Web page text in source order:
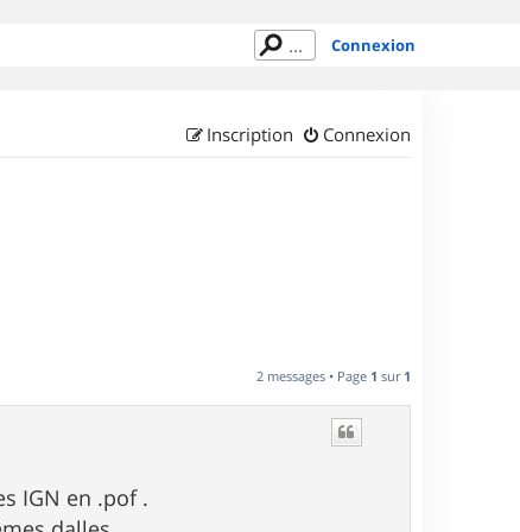
Connexion
Connexion
Inscription
2 messages • Page 1 sur 1
IGN en .pof .